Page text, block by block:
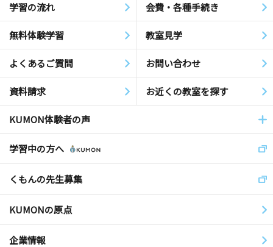
学習の流れ 会費・各種手続き
無料体験学習 教室見学
よくあるご質問 お問い合わせ
資料請求 お近くの教室を探す
KUMON体験者の声
学習中の方へ
くもんの先生募集
KUMONの原点
企業情報